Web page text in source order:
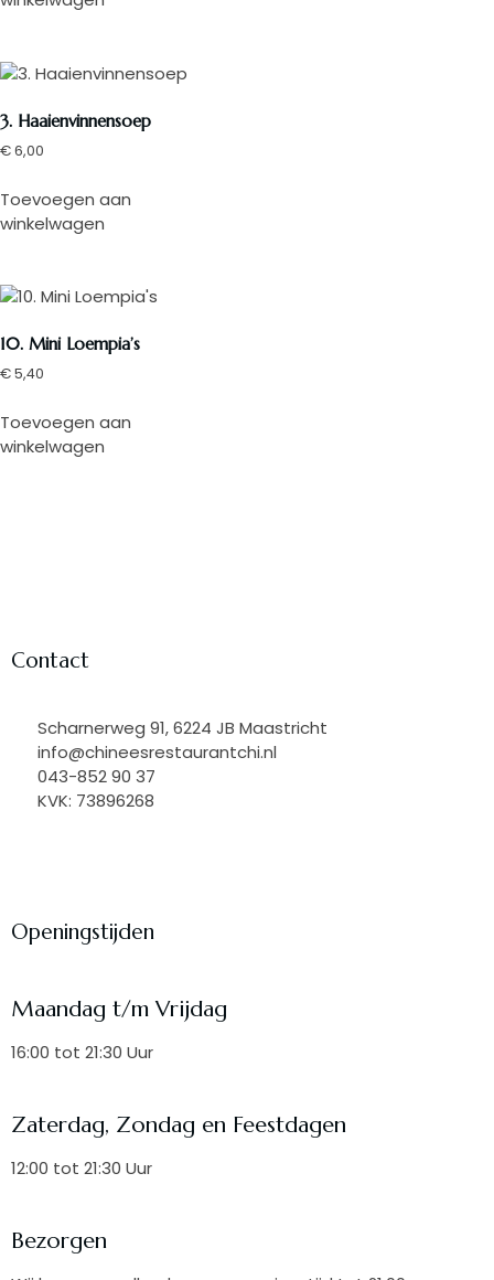
3. Haaienvinnensoep
€6,00
Toevoegen aan
winkelwagen
10. Mini Loempia’s
€5,40
Toevoegen aan
winkelwagen
Contact
Scharnerweg 91, 6224 JB Maastricht
info@chineesrestaurantchi.nl
043-852 90 37
KVK: 73896268
Openingstijden
Maandag t/m Vrijdag
16:00 tot 21:30 Uur
Zaterdag, Zondag en Feestdagen
12:00 tot 21:30 Uur
Bezorgen